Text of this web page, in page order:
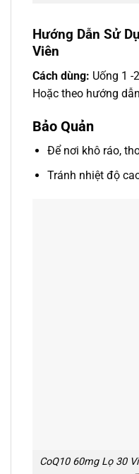
Hướng Dẫn Sử
Viên
Cách dùng: Uống 1 -
Hoặc theo hướng
Bảo Quản
Để nơi khô ráo,
Tránh nhiệt độ
CoQ10 60mg Lọ 30